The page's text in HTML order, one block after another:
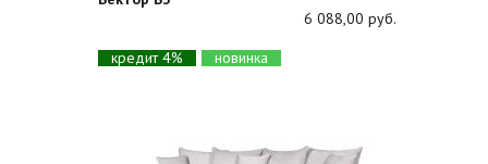
6 088,00 руб.
кредит 4%
новинка